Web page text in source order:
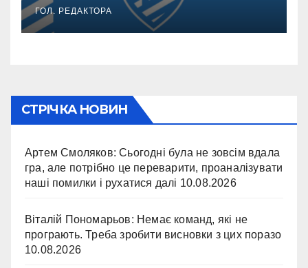
ГОЛ. РЕДАКТОРА
СТРІЧКА НОВИН
Артем Смоляков: Сьогодні була не зовсім вдала
гра, але потрібно це переварити, проаналізувати
наші помилки і рухатися далі 10.08.2026
Віталій Пономарьов: Немає команд, які не
програють. Треба зробити висновки з цих поразо
10.08.2026